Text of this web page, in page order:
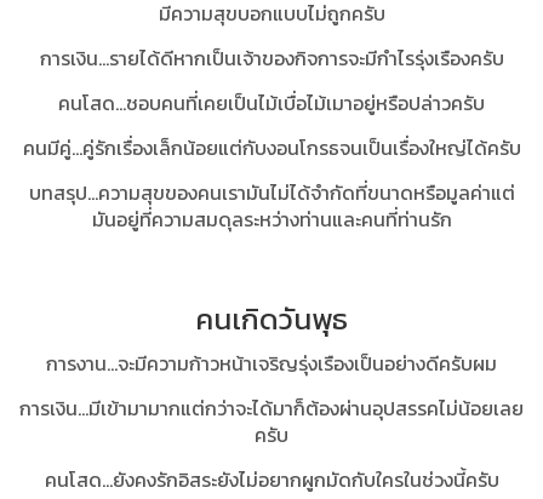
มีความสุขบอกแบบไม่ถูกครับ
การเงิน...รายได้ดีหากเป็นเจ้าของกิจการจะมีกำไรรุ่งเรืองครับ
คนโสด...ชอบคนที่เคยเป็นไม้เบื่อไม้เมาอยู่หรือปล่าวครับ
คนมีคู่...คู่รักเรื่องเล็กน้อยแต่กับงอนโกรธจนเป็นเรื่องใหญ่ได้ครับ
บทสรุป...ความสุขของคนเรามันไม่ได้จำกัดที่ขนาดหรือมูลค่าแต่
มันอยู่ที่ความสมดุลระหว่างท่านและคนที่ท่านรัก
คนเกิดวันพุธ
การงาน...จะมีความก้าวหน้าเจริญรุ่งเรืองเป็นอย่างดีครับผม
การเงิน...มีเข้ามามากแต่กว่าจะได้มาก็ต้องผ่านอุปสรรคไม่น้อยเลย
ครับ
คนโสด...ยังคงรักอิสระยังไม่อยากผูกมัดกับใครในช่วงนี้ครับ